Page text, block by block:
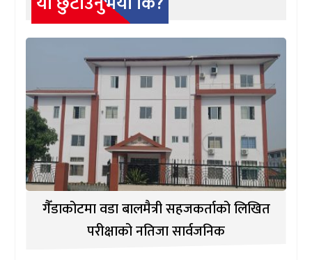
गैँडाकोटमा वडा बालमैत्री सहजकर्ताको लिखित
परीक्षाको नतिजा सार्वजनिक